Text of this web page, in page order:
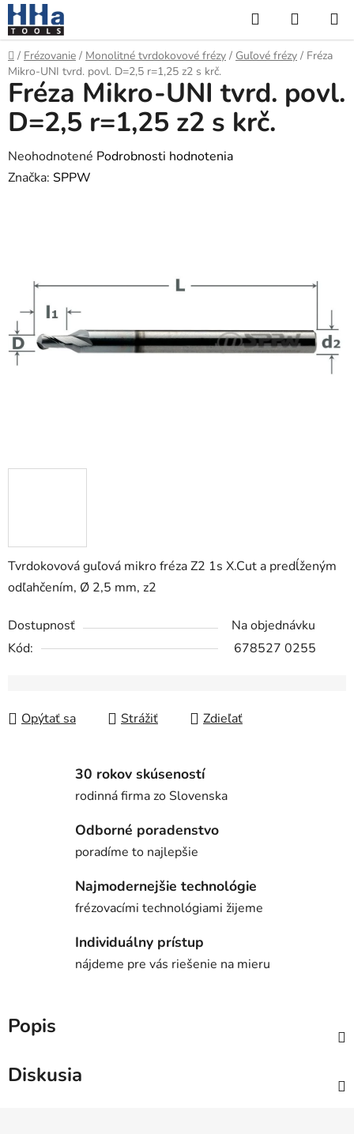
Prejsť
na
obsah
Hľadať
KOŠÍK
Domov
/ Frézovanie / Monolitné tvrdokovové frézy / Guľové frézy / Fréza
Mikro-UNI tvrd. povl. D=2,5 r=1,25 z2 s krč.
Tvrdokovová guľová mikro fréza Z2 1s X.Cut a predĺženým
odľahčením, Ø 2,5 mm, z2
Dostupnosť
Na objednávku
Kód:
678527 0255
Opýtať sa Strážiť Zdieľať
Fréza Mikro-UNI tvrd. povl.
D=2,5 r=1,25 z2 s krč.
Priemerné
hodnotenie
hviezdičiek.
Neohodnotené Podrobnosti hodnotenia
Značka: SPPW
30 rokov skúseností
rodinná firma zo Slovenska
Odborné poradenstvo
poradíme to najlepšie
Najmodernejšie technológie
frézovacími technológiami žijeme
Individuálny prístup
nájdeme pre vás riešenie na mieru
Popis
Diskusia